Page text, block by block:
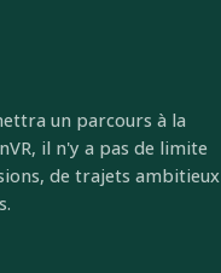
un parcours à la
il n'y a pas de limite
de trajets ambitieux